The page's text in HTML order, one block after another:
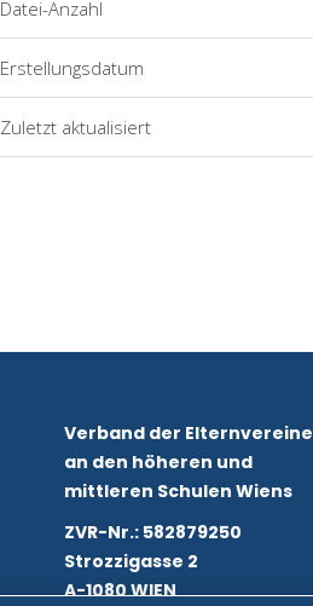
Datei-Anzahl
Erstellungsdatum
Zuletzt aktualisiert
Verband der Elternvereine
an den höheren und
mittleren Schulen Wiens
ZVR-Nr.: 582879250
Strozzigasse 2
A-1080 WIEN